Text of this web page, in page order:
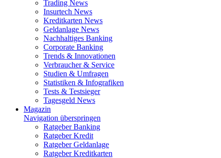
Trading News
Insurtech News
Kreditkarten News
Geldanlage News
Nachhaltiges Banking
Corporate Banking
Trends & Innovationen
Verbraucher & Service
Studien & Umfragen
Statistiken & Infografiken
Tests & Testsieger
Tagesgeld News
Magazin
Navigation überspringen
Ratgeber Banking
Ratgeber Kredit
Ratgeber Geldanlage
Ratgeber Kreditkarten